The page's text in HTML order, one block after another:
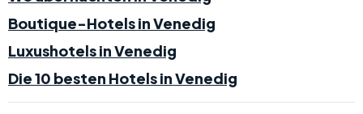
Boutique-Hotels in Venedig
Luxushotels in Venedig
Die 10 besten Hotels in Venedig